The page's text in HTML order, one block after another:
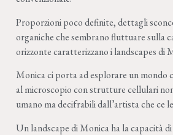
Proporzioni poco definite, dettagli
organiche che sembrano fluttuare sulla
orizzonte caratterizzano i landscapes di
Monica ci porta ad esplorare un mondo
al microscopio con strutture cellulari
umano ma decifrabili dall’artista che ce
Un landscape di Monica ha la capacità